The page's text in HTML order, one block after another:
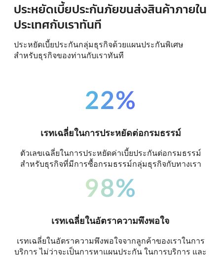
ประหยัดเบี้ยประกันภัยขนส่งสินค้าภายใน
ประเทศกับเราทันที
ประหยัดเบี้ยประกันกลุ่มธุรกิจด้วยแผนประกันพิเศษ
สำหรับธุรกิจของท่านกับเราทันที
22%
เรทเฉลี่ยในการประหยัดต่อกรมธรรม์
ตัวเลขเฉลี่ยในการประหยัดค่าเบี้ยประกันต่อกรมธรรม์
สำหรับธุรกิจที่มีการซื้อกรมธรรม์กลุ่มธุรกิจกับทางเรา
98%
เรทเฉลี่ยในอัตราความพึงพอใจ
เรทเฉลี่ยในอัตราความพึงพอใจจากลูกค้าของเราในการ
บริการ ไม่ว่าจะเป็นการหาแผนประกัน ในการบริการ และ